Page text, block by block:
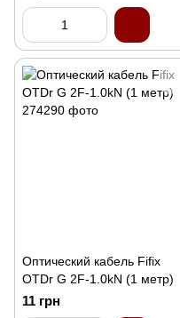
Оптический кабель Fifix
OTDr G 2F-1.0kN (1 метр)
11 грн